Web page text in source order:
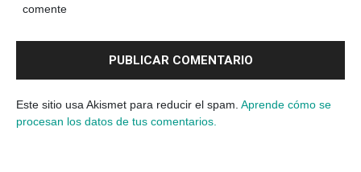
comente
Este sitio usa Akismet para reducir el spam. Aprende cómo se
procesan los datos de tus comentarios.